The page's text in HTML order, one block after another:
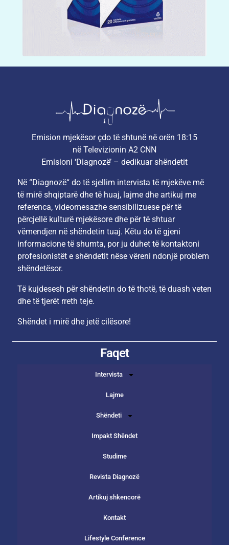
Emision mjekësor çdo të shtunë në orën 18:15
në Televizionin A2 CNN
Emisioni ‘Diagnozë’ – dedikuar shëndetit
Në “Diagnozë“ do të sjellim intervista të mjekëve më
të mirë shqiptarë dhe të huaj, lajme dhe artikuj me
referenca, videomesazhe sensibilizuese për të
përcjellë kulturë mjekësore dhe për të shtuar
vëmendjen në shëndetin tuaj. Këtu do të gjeni
informacione të shumta, por ju duhet të kontaktoni
profesionistët e shëndetit nëse vëreni ndonjë problem
shëndetësor.
Të kujdesesh për shëndetin do të thotë, të duash veten
dhe të tjerët rreth teje.
Shëndet i mirë dhe jetë cilësore!
Faqet
Intervista
Lajme
Shëndeti
Impakt Shëndet
Studime
Revista Diagnozë
Artikuj shkencorë
Kontakt
Lifestyle Conference